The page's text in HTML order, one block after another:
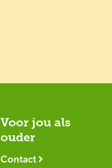
Voor jou als
ouder
Contact